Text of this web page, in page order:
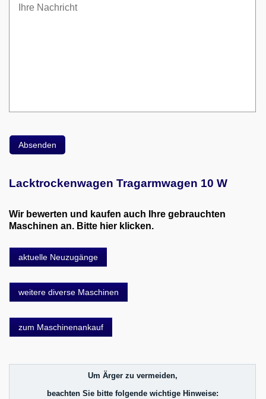
Lacktrockenwagen Tragarmwagen 10 W
Wir bewerten und kaufen auch Ihre gebrauchten
Maschinen an. Bitte hier klicken.
aktuelle Neuzugänge
weitere diverse Maschinen
zum Maschinenankauf
Um Ärger zu vermeiden,
beachten Sie bitte folgende wichtige Hinweise: